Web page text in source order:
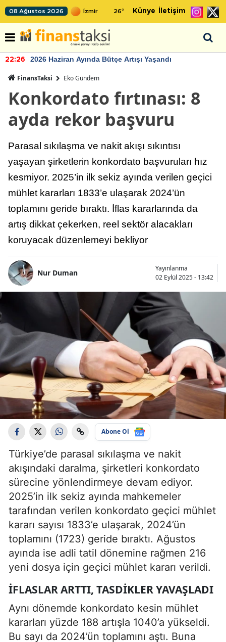
08 Ağustos 2026 26° Künye İletişim
22:26 2026 Haziran Ayında Bütçe Artışı Yaşandı
FinansTaksi Eko Gündem
Konkordato fırtınası: 8
ayda rekor başvuru
Parasal sıkılaşma ve nakit akışı sıkıntısı
yaşayan şirketlerin konkordato başvuruları hız
kesmiyor. 2025’in ilk sekiz ayında verilen geçici
mühlet kararları 1833’e ulaşarak 2024’ün
toplamını geride bıraktı. İflas kararlarında da
artış dikkat çekerken, reel sektör alacakları
koruyacak düzenlemeyi bekliyor
Nur Duman
Yayınlanma
02 Eylül 2025 - 13:42
Abone Ol
Türkiye’de parasal sıkılaşma ve nakit
akışındaki daralma, şirketleri konkordato
sürecine yönlendirmeye devam ediyor.
2025’in ilk sekiz ayında mahkemeler
tarafından verilen konkordato geçici mühlet
kararı sayısı 1833’e ulaşarak, 2024’ün
toplamını (1723) geride bıraktı. Ağustos
ayında ise adli tatil dönemine rağmen 216
yeni dosya için geçici mühlet kararı verildi.
İFLASLAR ARTTI, TASDIKLER YAVAŞLADI
Aynı dönemde konkordato kesin mühlet
kararları yüzde 188 artışla 1040’a yükseldi.
Bu sayı da 2024’ün toplamını aştı. Buna